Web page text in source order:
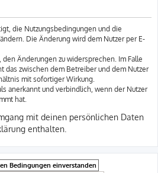
die Nutzungsbedingungen und die
Die Änderung wird dem Nutzer per E-
Änderungen zu widersprechen. Im Falle
das zwischen dem Betreiber und dem Nutzer
mit sofortiger Wirkung.
anerkannt und verbindlich, wenn der Nutzer
hat.
mit deinen persönlichen Daten
enthalten.